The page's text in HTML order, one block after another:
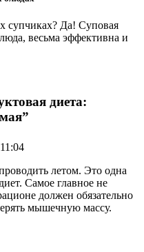
супчиках? Да! Суповая
весьма эффективна и
диета:
летом. Это одна
Самое главное не
должен обязательно
мышечную массу.